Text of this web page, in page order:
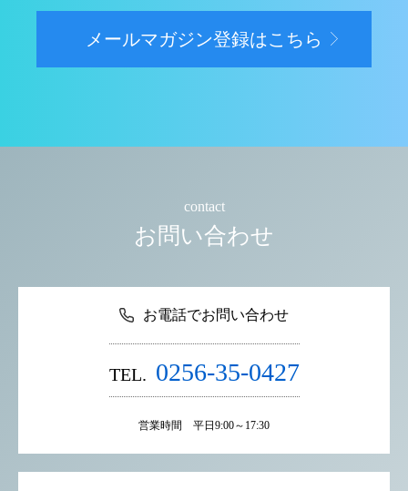
メールマガジン登録はこちら
contact
お問い合わせ
お電話でお問い合わせ
TEL. 0256-35-0427
営業時間 平日9:00～17:30